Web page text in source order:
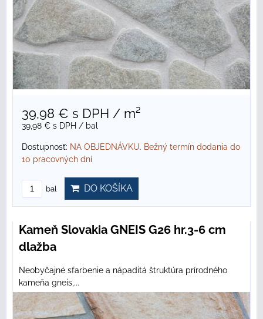
39,98 € s DPH / m²
39,98 € s DPH / bal
Dostupnosť: NA OBJEDNÁVKU. Bežný termín dodania do
10 pracovných dní
bal DO KOŠÍKA
Kameň Slovakia GNEIS G26 hr.3-6 cm
dlažba
Neobyčajné sfarbenie a nápaditá štruktúra prírodného
kameňa gneis,...